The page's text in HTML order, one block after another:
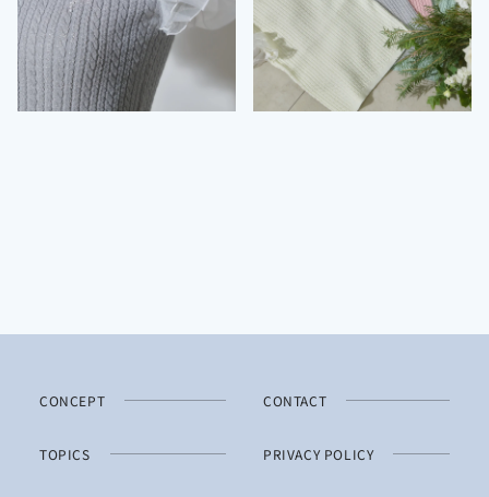
CONCEPT
TOPICS
CONTACT
PRIVACY POLICY